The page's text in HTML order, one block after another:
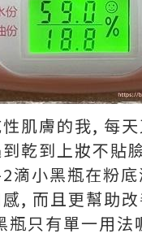
肌膚的我, 每
乾到上妝不貼
滴小黑瓶在粉
, 而且更幫助
瓶只有單一用法